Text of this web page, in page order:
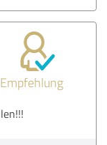
Empfehlung